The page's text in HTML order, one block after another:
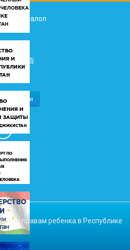
Джалол
по правам ребенка в Республике